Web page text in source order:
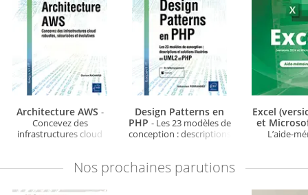
Architecture AWS -
Concevez des
infrastructures cloud
Design Patterns en
PHP - Les 23 modèles de
conception : descriptions
Excel
et
L’aide-
Nos prochaines parutions